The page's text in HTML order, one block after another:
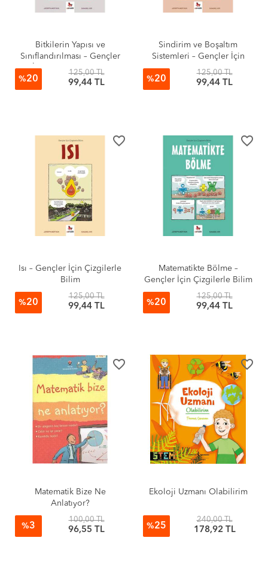
Bitkilerin Yapısı ve
Sınıflandırılması – Gençler
İçin Çizgilerle Bilim
%20
125,00 TL
99,44 TL
Sindirim ve Boşaltım
Sistemleri – Gençler İçin
Çizgilerle Bilim
%20
125,00 TL
99,44 TL
favorite_border
Isı – Gençler İçin Çizgilerle
Bilim
%20
125,00 TL
99,44 TL
favorite_border
Matematikte Bölme –
Gençler İçin Çizgilerle Bilim
%20
125,00 TL
99,44 TL
favorite_border
Matematik Bize Ne
Anlatıyor?
%3
100,00 TL
96,55 TL
favorite_border
Ekoloji Uzmanı Olabilirim
%25
240,00 TL
178,92 TL